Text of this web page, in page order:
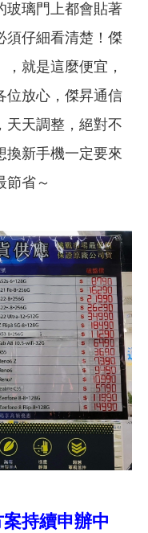
璃門上都會貼著
須仔細看清楚！傑
，就是這麼便宜，
位放心，傑昇通信
天天調整，絕對不
換新手機一定要來
節省～
持續申辦中